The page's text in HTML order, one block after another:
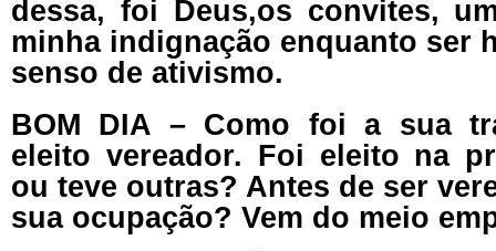
dessa, foi Deus,os convites,
minha indignação enquanto ser
senso de ativismo.
BOM DIA – Como foi a sua
eleito vereador. Foi eleito na
ou teve outras? Antes de ser
sua ocupação? Vem do meio